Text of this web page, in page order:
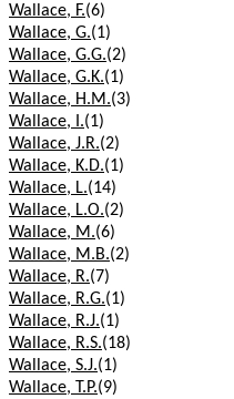
Wallace, F.(6)
Wallace, G.(1)
Wallace, G.G.(2)
Wallace, G.K.(1)
Wallace, H.M.(3)
Wallace, I.(1)
Wallace, J.R.(2)
Wallace, K.D.(1)
Wallace, L.(14)
Wallace, L.O.(2)
Wallace, M.(6)
Wallace, M.B.(2)
Wallace, R.(7)
Wallace, R.G.(1)
Wallace, R.J.(1)
Wallace, R.S.(18)
Wallace, S.J.(1)
Wallace, T.P.(9)